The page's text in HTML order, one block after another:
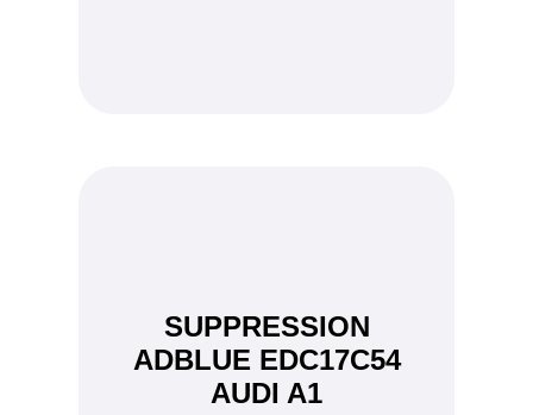
SUPPRESSION
ADBLUE EDC17C54
AUDI A1